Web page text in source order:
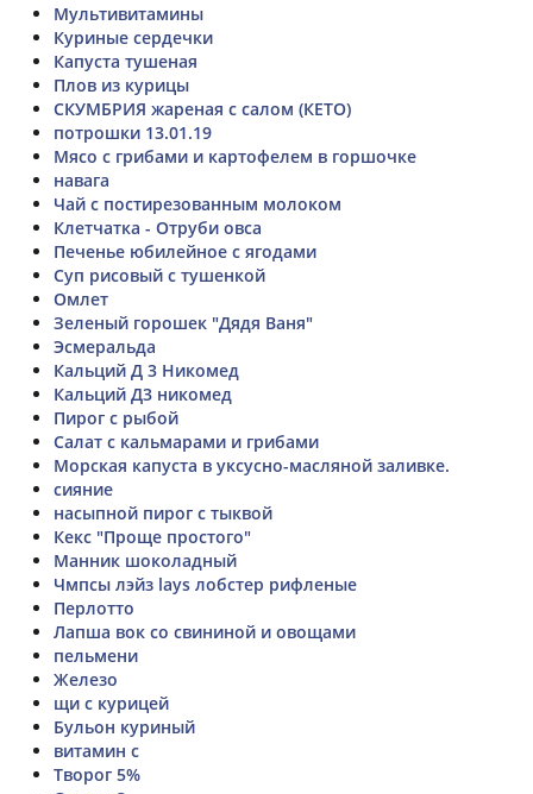
Мультивитамины
Куриные сердечки
Капуста тушеная
Плов из курицы
СКУМБРИЯ жареная с салом (КЕТО)
потрошки 13.01.19
Мясо с грибами и картофелем в горшочке
навага
Чай с постирезованным молоком
Клетчатка - Отруби овса
Печенье юбилейное с ягодами
Суп рисовый с тушенкой
Омлет
Зеленый горошек "Дядя Ваня"
Эсмеральда
Кальций Д 3 Никомед
Кальций Д3 никомед
Пирог с рыбой
Салат с кальмарами и грибами
Морская капуста в уксусно-масляной заливке.
сияние
насыпной пирог с тыквой
Кекс "Проще простого"
Манник шоколадный
Чмпсы лэйз lays лобстер рифленые
Перлотто
Лапша вок со свининой и овощами
пельмени
Железо
щи с курицей
Бульон куриный
витамин с
Творог 5%